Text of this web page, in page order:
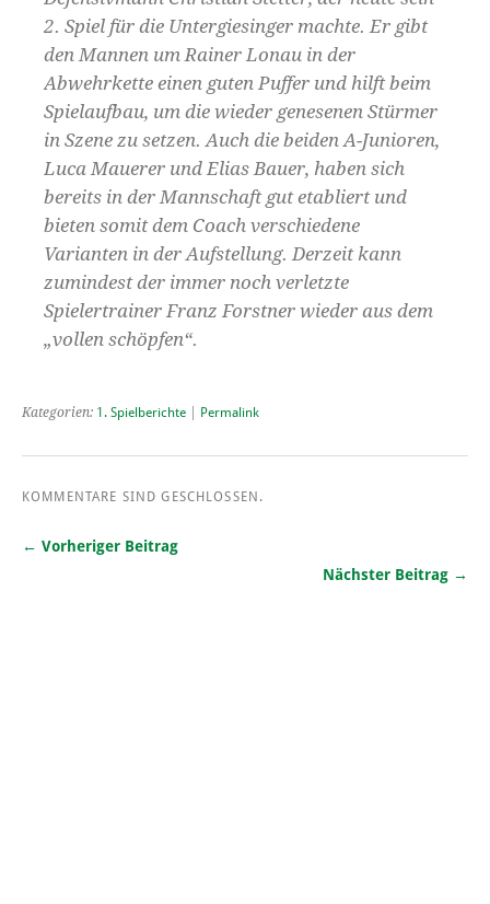
2. Spiel für die Untergiesinger machte. Er gibt
den Mannen um Rainer Lonau in der
Abwehrkette einen guten Puffer und hilft beim
Spielaufbau, um die wieder genesenen Stürmer
in Szene zu setzen. Auch die beiden A-Junioren,
Luca Mauerer und Elias Bauer, haben sich
bereits in der Mannschaft gut etabliert und
bieten somit dem Coach verschiedene
Varianten in der Aufstellung. Derzeit kann
zumindest der immer noch verletzte
Spielertrainer Franz Forstner wieder aus dem
„vollen schöpfen“.
Kategorien: 1. Spielberichte Permalink
KOMMENTARE SIND GESCHLOSSEN.
← Vorheriger Beitrag
Nächster Beitrag →